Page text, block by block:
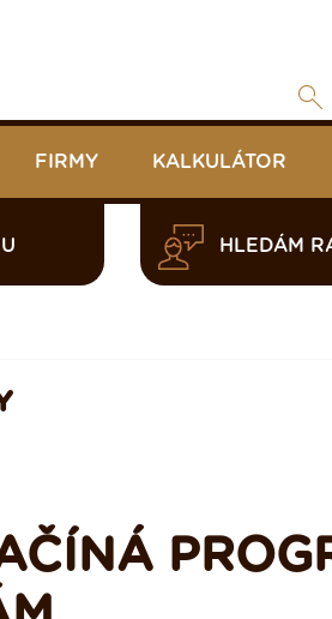
FIRMY KALKULÁTOR
HLEDÁM